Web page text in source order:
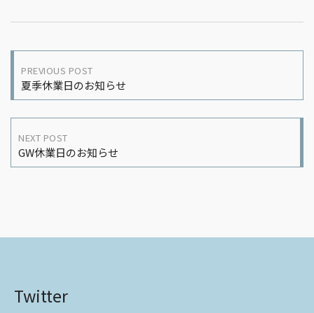
Post
navigation
PREVIOUS POST
夏季休業日のお知らせ
NEXT POST
GW休業日のお知らせ
Twitter